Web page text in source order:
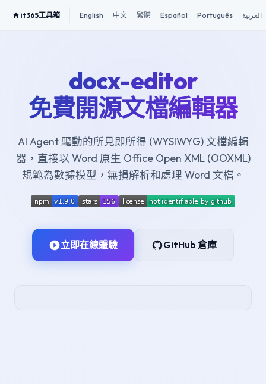
it365工具箱 English 中文 繁體 Español Português العربية
docx-editor
免費開源文檔編輯器
AI Agent 驅動的所見即所得 (WYSIWYG) 文檔編輯
器，直接以 Word 原生 Office Open XML (OOXML)
規範為數據模型，無損解析和處理 Word 文檔。
立即在線體驗 GitHub 倉庫